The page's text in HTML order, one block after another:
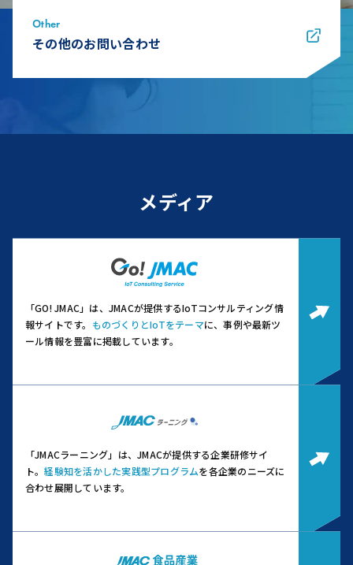
Other
その他のお問い合わせ
メディア
「GO! JMAC」は、JMACが提供するIoTコンサルティング情
報サイトです。 ものづくりとIoTをテーマに、事例や最新ツ
ール情報を豊富に掲載しています。
「JMACラーニング」は、JMACが提供する企業研修サイ
ト。経験知を活かした実践型プログラムを各企業のニーズに
合わせ展開しています。